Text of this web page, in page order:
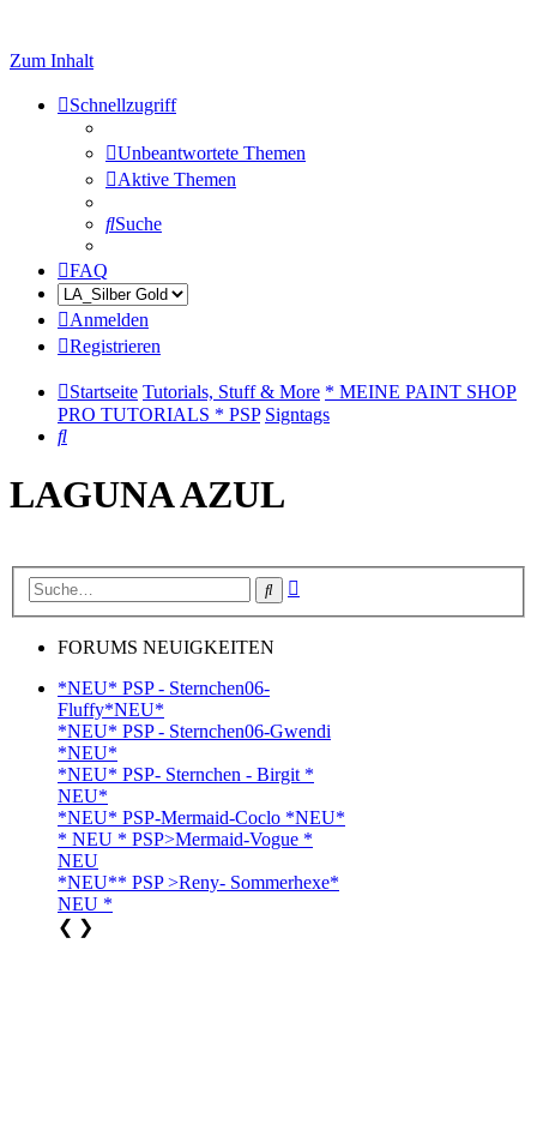
Zum Inhalt
Schnellzugriff
Unbeantwortete Themen
Aktive Themen
Suche
FAQ
Anmelden
Registrieren
Startseite Tutorials, Stuff & More * MEINE PAINT SHOP
PRO TUTORIALS * PSP Signtags
Suche
LAGUNA AZUL
Suche
FORUMS NEUIGKEITEN
*NEU* PSP - Sternchen06-
Fluffy*NEU*
*NEU* PSP - Sternchen06-Gwendi
*NEU*
*NEU* PSP- Sternchen - Birgit *
NEU*
*NEU* PSP-Mermaid-Coclo *NEU*
* NEU * PSP>Mermaid-Vogue *
NEU
*NEU** PSP >Reny- Sommerhexe*
NEU *
❮ ❯